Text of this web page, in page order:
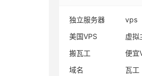
独立服务器 vps
美国VPS
虚拟
搬瓦工
便宜
域名
瓦工